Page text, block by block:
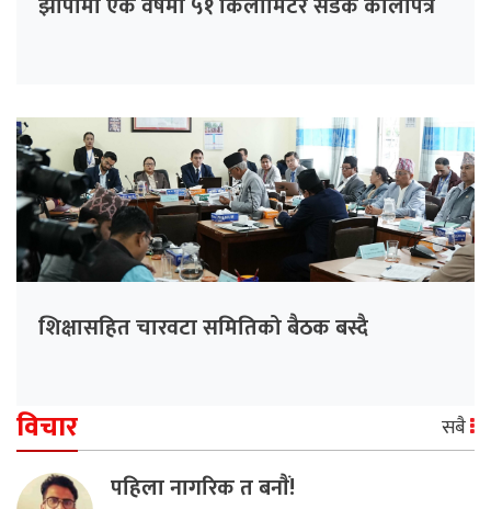
शिक्षासहित चारवटा समितिको बैठक बस्दै
विचार सबै
पहिला नागरिक त बनाैं!